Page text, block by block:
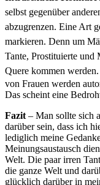
selbst gegenüber
abzugrenzen. Eine Art
markieren. Denn um
Tante, Prostituierte
Quere kommen werden.
von Frauen werden
Das scheint eine
Fazit – Man sollte sich
darüber sein, dass ich
lediglich meine
Meinungsaustausch
Welt. Die paar irren
die ganze Welt und
glücklich darüber in